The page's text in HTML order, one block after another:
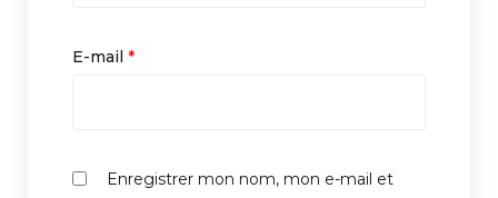
E-mail *
Enregistrer mon nom, mon e-mail et